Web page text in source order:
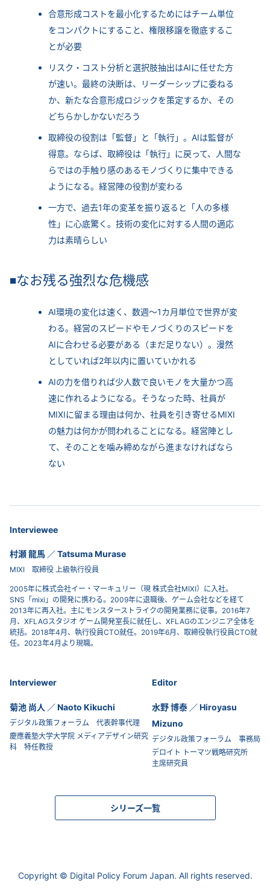
合意形成コストを最小化するためにはチーム単位
をコンパクトにすること、権限移譲を徹底するこ
とが必要
リスク・コスト分析と選択肢抽出はAIに任せた方
が速い。最終の決断は、リーダーシップに委ねる
か、新たな合意形成ロジックを策定するか、その
どちらかしかないだろう
取締役の役割は「監督」と「執行」。AIは監督が
得意。ならば、取締役は「執行」に戻って、人間な
らではの手触り感のあるモノづくりに集中できる
ようになる。経営陣の役割が変わる
一方で、過去1年の変革を振り返ると「人の多様
性」に心底驚く。技術の変化に対する人間の適応
力は素晴らしい
◾なお残る強烈な危機感
AI環境の変化は速く、数週～1カ月単位で世界が変
わる。経営のスピードやモノづくりのスピードを
AIに合わせる必要がある（まだ足りない）。漫然
としていれば2年以内に置いていかれる
AIの力を借りれば少人数で良いモノを大量かつ高
速に作れるようになる。そうなった時、社員が
MIXIに留まる理由は何か、社員を引き寄せるMIXI
の魅力は何かが問われることになる。経営陣とし
て、そのことを噛み締めながら進まなければなら
ない
Interviewee
村瀬 龍馬 ／ Tatsuma Murase
MIXI 取締役 上級執行役員
2005年に株式会社イー・マーキュリー（現 株式会社MIXI）に入社。
SNS「mixi」の開発に携わる。2009年に退職後、ゲーム会社などを経て
2013年に再入社。主にモンスターストライクの開発業務に従事。2016年7
月、XFLAGスタジオ ゲーム開発室長に就任し、XFLAGのエンジニア全体を
統括。2018年4月、執行役員CTO就任。2019年6月、取締役執行役員CTO就
任。2023年4月より現職。
Interviewer
菊池 尚人 ／ Naoto Kikuchi
デジタル政策フォーラム 代表幹事代理
慶應義塾大学大学院 メディアデザイン研究
科 特任教授
Editor
水野 博泰 ／ Hiroyasu
Mizuno
デジタル政策フォーラム 事務局
デロイト トーマツ戦略研究所
主席研究員
シリーズ一覧
Copyright © Digital Policy Forum Japan. All rights reserved.